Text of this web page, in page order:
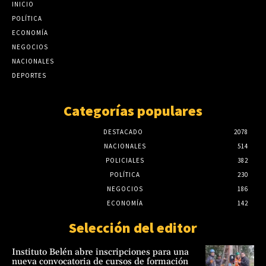
INICIO
POLÍTICA
ECONOMÍA
NEGOCIOS
NACIONALES
DEPORTES
Categorías populares
DESTACADO
2078
NACIONALES
514
POLICIALES
382
POLÍTICA
230
NEGOCIOS
186
ECONOMÍA
142
Selección del editor
Instituto Belén abre inscripciones para una
nueva convocatoria de cursos de formación